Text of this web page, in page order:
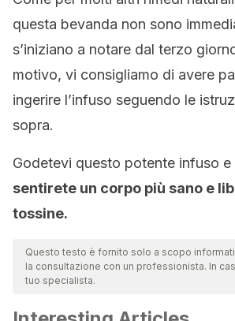
questa bevanda non sono
s’iniziano a notare dal terzo
motivo, vi consigliamo di avere
ingerire l’infuso seguendo le
sopra.
Godetevi questo potente infuso e
sentirete un corpo più sano e
tossine.
Questo testo è fornito solo a scopo
la consultazione con un professionista. In
tuo specialista.